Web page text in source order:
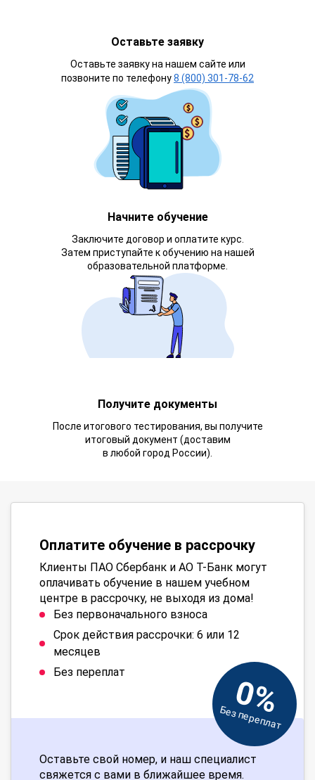
Оставьте заявку
Оставьте заявку на нашем сайте или
позвоните по телефону8 (800) 301-78-62
Начните обучение
Заключите договор и оплатите курс.
Затем приступайте к обучению на нашей
образовательной платформе.
Получите документы
После итогового тестирования, вы получите
итоговый документ (доставим
в любой город России).
Оплатите обучение в рассрочку
Клиенты ПАО Сбербанк и АО Т-Банк могут
оплачивать обучение в нашем учебном
центре в рассрочку, не выходя из дома!
Без первоначального взноса
Срок действия рассрочки: 6 или 12
месяцев
Без переплат
0%
Без переплат
Оставьте свой номер, и наш специалист
свяжется с вами в ближайшее время.